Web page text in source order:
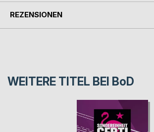
REZENSIONEN
WEITERE TITEL BEI BoD